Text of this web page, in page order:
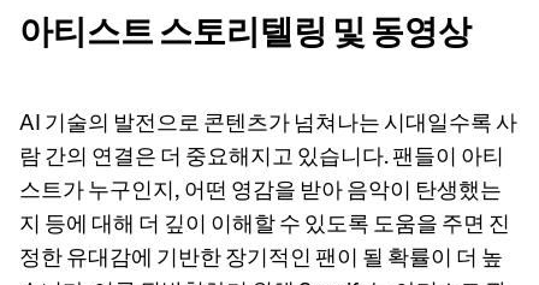
아티스트 스토리텔링 및 동영상
AI 기술의 발전으로 콘텐츠가 넘쳐나는 시대일수록 사
람 간의 연결은 더 중요해지고 있습니다. 팬들이 아티
스트가 누구인지, 어떤 영감을 받아 음악이 탄생했는
지 등에 대해 더 깊이 이해할 수 있도록 도움을 주면 진
정한 유대감에 기반한 장기적인 팬이 될 확률이 더 높